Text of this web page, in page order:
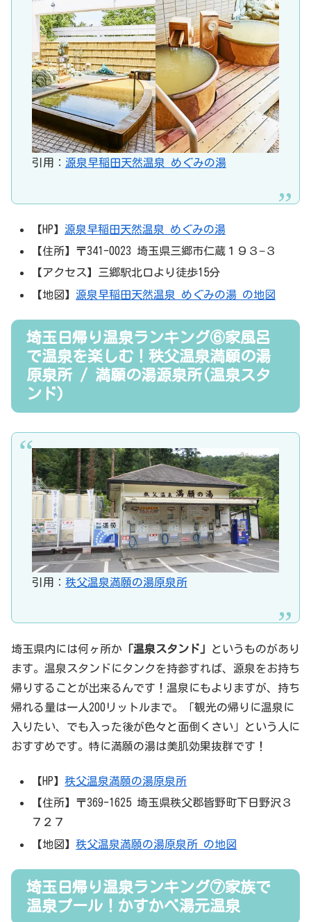
引用： 源泉早稲田天然温泉 めぐみの湯
【HP】 源泉早稲田天然温泉 めぐみの湯
【住所】〒341-0023 埼玉県三郷市仁蔵１９３−３
【アクセス】三郷駅北口より徒歩15分
【地図】 源泉早稲田天然温泉 めぐみの湯 の地図
埼玉日帰り温泉ランキング⑥家風呂
で温泉を楽しむ！秩父温泉満願の湯
原泉所 / 満願の湯源泉所(温泉スタ
ンド)
引用： 秩父温泉満願の湯原泉所
埼玉県内には何ヶ所か 「温泉スタンド」
というものがあり
ます。温泉スタンドにタンクを持参すれば、源泉をお持ち
帰りすることが出来るんです！温泉にもよりますが、持ち
帰れる量は一人200リットルまで。「観光の帰りに温泉に
入りたい、でも入った後が色々と面倒くさい」という人に
おすすめです。特に満願の湯は美肌効果抜群です！
【HP】秩父温泉満願の湯原泉所
【住所】〒369-1625 埼玉県秩父郡皆野町下日野沢３
７２７
【地図】秩父温泉満願の湯原泉所 の地図
埼玉日帰り温泉ランキング⑦家族で
温泉プール！かすかべ湯元温泉